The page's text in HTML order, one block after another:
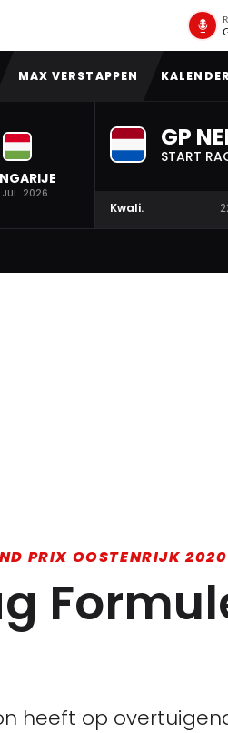
MAX VERSTAPPEN KALENDER
2026
GP
START
Kwali.
PRIX OOSTENRIJK 2020
heeft op